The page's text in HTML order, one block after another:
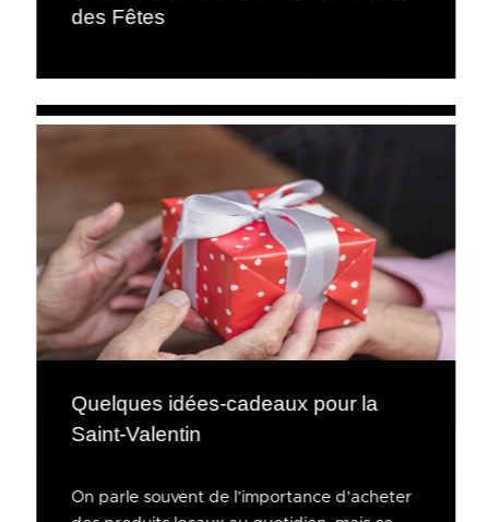
des Fêtes
Quelques idées-cadeaux pour la
Saint-Valentin
On parle souvent de l’importance d’acheter